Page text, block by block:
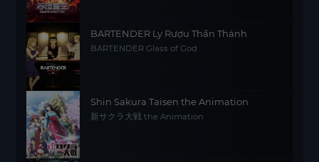
BARTENDER Ly Rượu Thần Thánh
BARTENDER Glass of God
Shin Sakura Taisen the Animation
新サクラ大戦 the Animation